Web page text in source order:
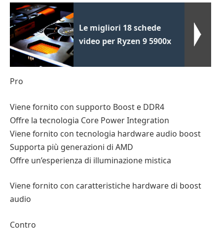
Le migliori 18 schede
video per Ryzen 9 5900x
Pro
Viene fornito con supporto Boost e DDR4
Offre la tecnologia Core Power Integration
Viene fornito con tecnologia hardware audio boost
Supporta più generazioni di AMD
Offre un’esperienza di illuminazione mistica
Viene fornito con caratteristiche hardware di boost
audio
Contro